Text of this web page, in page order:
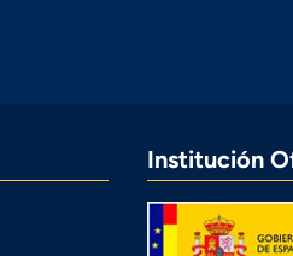
Institución